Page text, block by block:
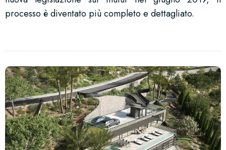
processo è diventato più completo e dettagliato.